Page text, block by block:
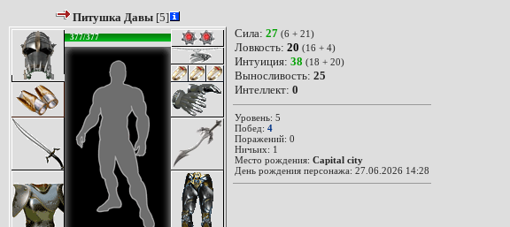
Питушка Давы [5]
377/377 Сила: 27 (6 + 21)
Ловкость: 20 (16 + 4)
Интуиция: 38 (18 + 20)
Выносливость: 25
Интеллект: 0
Уровень: 5
Побед: 4
Поражений: 0
Ничьих: 1
Место рождения: Capital city
День рождения персонажа: 27.06.2026 14:28